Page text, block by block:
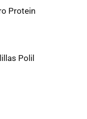
Protein
Polil